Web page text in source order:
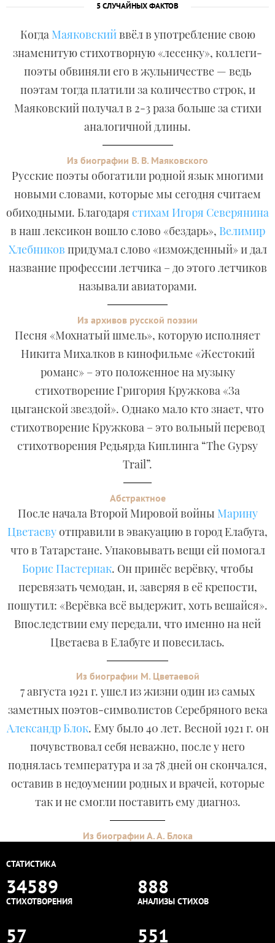
5 СЛУЧАЙНЫХ ФАКТОВ
Когда Маяковскийввёл в употребление свою
знаменитую стихотворную «лесенку», коллеги-
поэты обвиняли его в жульничестве — ведь
поэтам тогда платили за количество строк, и
Маяковский получал в 2-3 раза больше за стихи
аналогичной длины.
Из биографии В. В. Маяковского
Русские поэты обогатили родной язык многими
новыми словами, которые мы сегодня считаем
обиходными. Благодаря стихам Игоря Северянина
в наш лексикон вошло слово «бездарь», Велимир
Хлебников придумал слово «изможденный» и дал
название профессии летчика – до этого летчиков
называли авиаторами.
Из архивов русской поэзии
Песня «Мохнатый шмель», которую исполняет
Никита Михалков в кинофильме «Жестокий
романс» – это положенное на музыку
стихотворение Григория Кружкова «За
цыганской звездой». Однако мало кто знает, что
стихотворение Кружкова – это вольный перевод
стихотворения Редьярда Киплинга “The Gypsy
Trail”.
Абстрактное
После начала Второй Мировой войны Марину
Цветаевуотправили в эвакуацию в город Елабуга,
что в Татарстане. Упаковывать вещи ей помогал
Борис Пастернак. Он принёс верёвку, чтобы
перевязать чемодан, и, заверяя в её крепости,
пошутил: «Верёвка всё выдержит, хоть вешайся».
Впоследствии ему передали, что именно на ней
Цветаева в Елабуге и повесилась.
Из биографии М. Цветаевой
7 августа 1921 г. ушел из жизни один из самых
заметных поэтов-символистов Серебряного века
Александр Блок. Ему было 40 лет. Весной 1921 г. он
почувствовал себя неважно, после у него
поднялась температура и за 78 дней он скончался,
оставив в недоумении родных и врачей, которые
так и не смогли поставить ему диагноз.
Из биографии А. А. Блока
СТАТИСТИКА
34589
СТИХОТВОРЕНИЯ
888
АНАЛИЗЫ СТИХОВ
57 551